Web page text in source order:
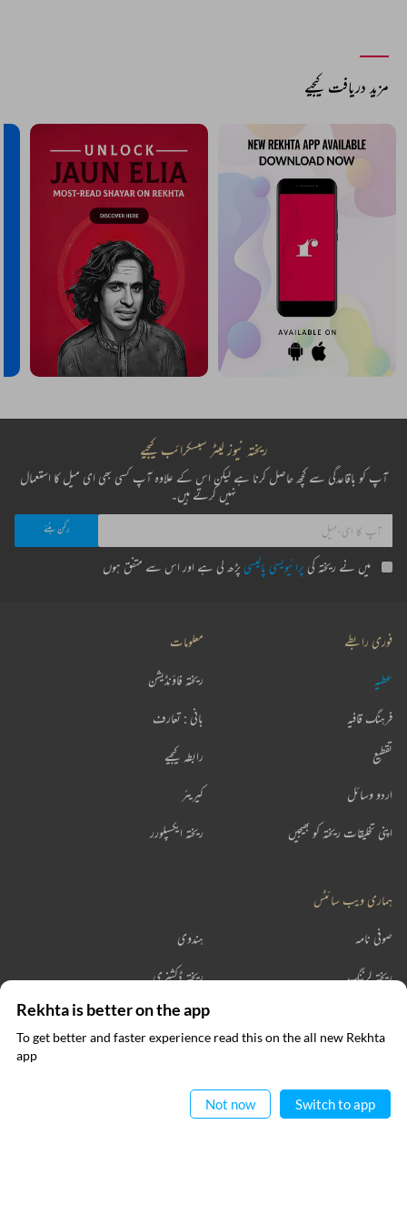
مزید دریافت کیجیے
ریختہ نیوز لیٹر سبسکرائب کیجیے
آپ کو باقاعدگی سے کچھ حاصل کرنا ہے لیکن اس کے علاوہ آپ کسی بھی ای میل کا استعمال
نہیں کرتے ہیں۔
میں نے ریختہ کی پرائیویسی پالیسی پڑھ لی ہے اور اس سے متفق ہوں
فوری رابطے
عطیہ
فرہنگ قافیہ
تقطیع
اردو وسائل
اپنی تخلیقات ریختہ کو بھیجیں
معلومات
ریختہ فاؤنڈیشن
بانی : تعارف
رابطہ کیجیے
کیریئر
ریختہ ایکسپلورر
ہماری ویب سائٹس
ہندوی صوفی نامہ
ریختہ ڈکشنری ریختہ لرننگ
ریختہ بکس
رابطہ کیجیے
Rekhta is better on the app
To get better and faster experience read this on the all new Rekhta
app
Not now Switch to app